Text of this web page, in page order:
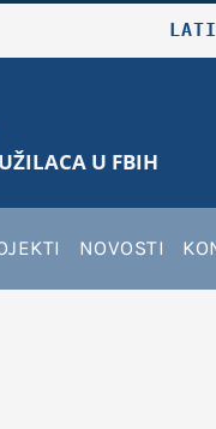
U FBIH
NOVOSTI